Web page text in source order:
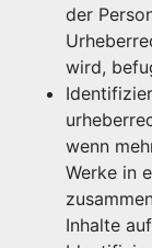
der
wird,
wenn
Werke in
Inhalte